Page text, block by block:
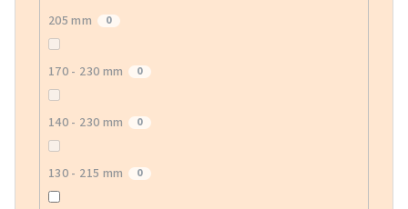
205 mm 0
170 - 230 mm 0
140 - 230 mm 0
130 - 215 mm 0